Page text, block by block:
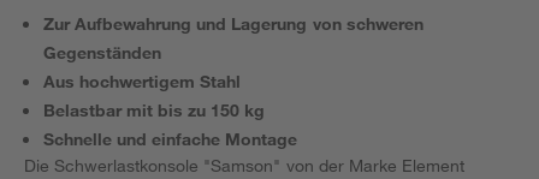
Zur Aufbewahrung und Lagerung von schweren
Gegenständen
Aus hochwertigem Stahl
Belastbar mit bis zu 150 kg
Schnelle und einfache Montage
Die Schwerlastkonsole "Samson" von der Marke Element